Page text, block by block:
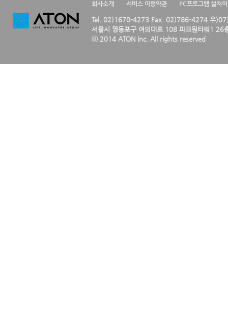
회사소개 서비스 이용약관 PC프로그램 설치
Tel. 02)1670-4273 Fax. 02)786-4274 우
서울시 영등포구 여의대로 108 파크원타워1 26
ⓒ 2014 ATON Inc. All rights reserved